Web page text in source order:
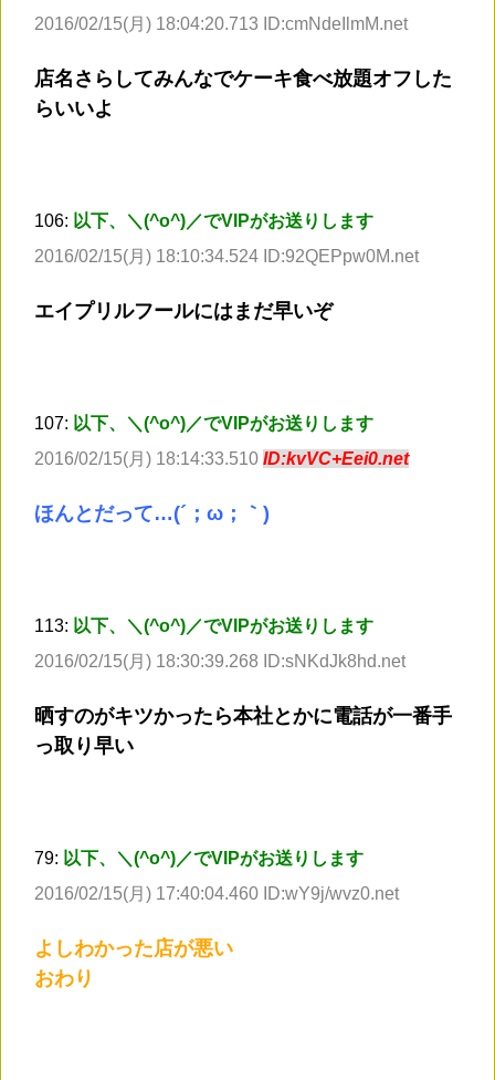
2016/02/15(月) 18:04:20.713 ID:cmNdeIlmM.net
店名さらしてみんなでケーキ食べ放題オフした
らいいよ
106: 以下、＼(^o^)／でVIPがお送りします
2016/02/15(月) 18:10:34.524 ID:92QEPpw0M.net
エイプリルフールにはまだ早いぞ
107: 以下、＼(^o^)／でVIPがお送りします
2016/02/15(月) 18:14:33.510 ID:kvVC+Eei0.net
ほんとだって…(´；ω；｀)
113: 以下、＼(^o^)／でVIPがお送りします
2016/02/15(月) 18:30:39.268 ID:sNKdJk8hd.net
晒すのがキツかったら本社とかに電話が一番手
っ取り早い
79: 以下、＼(^o^)／でVIPがお送りします
2016/02/15(月) 17:40:04.460 ID:wY9j/wvz0.net
よしわかった店が悪い
おわり